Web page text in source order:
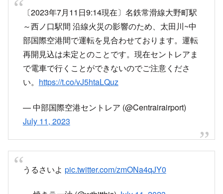
目次
愛知県常滑市で火災発生、名鉄常滑線 9時頃から運転見
合わせ
遅延が発生している名鉄の様子
頃から運転見合わせ